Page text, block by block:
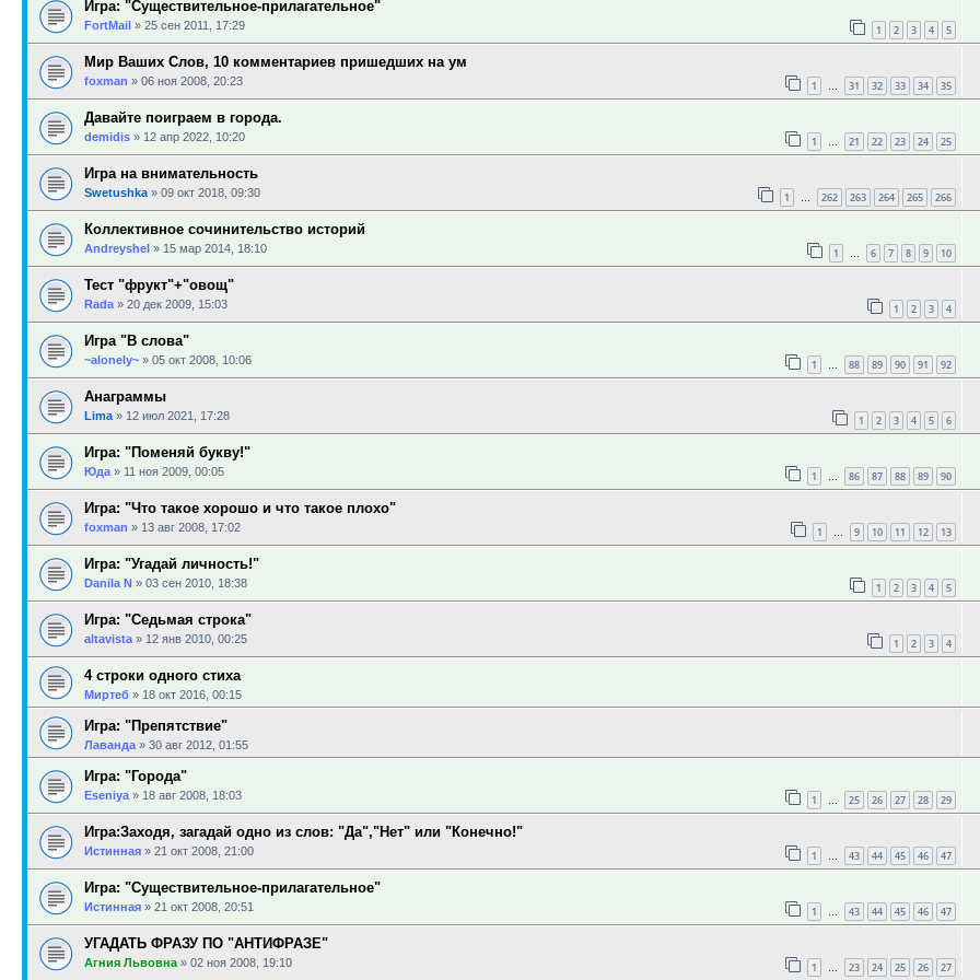
Игра: "Существительное-прилагательное"
FortMail » 25 сен 2011, 17:29 1 2 3 4 5
Мир Ваших Слов, 10 комментариев пришедших на ум
foxman » 06 ноя 2008, 20:23 1 … 31 32 33 34 35
Давайте поиграем в города.
demidis » 12 апр 2022, 10:20 1 … 21 22 23 24 25
Игра на внимательность
Swetushka » 09 окт 2018, 09:30 1 … 262 263 264 265 266
Коллективное сочинительство историй
Andreyshel » 15 мар 2014, 18:10 1 … 6 7 8 9 10
Тест "фрукт"+"овощ"
Rada » 20 дек 2009, 15:03 1 2 3 4
Игра "В слова"
~alonely~ » 05 окт 2008, 10:06 1 … 88 89 90 91 92
Анаграммы
Lima » 12 июл 2021, 17:28 1 2 3 4 5 6
Игра: "Поменяй букву!"
Юда » 11 ноя 2009, 00:05 1 … 86 87 88 89 90
Игра: "Что такое хорошо и что такое плохо"
foxman » 13 авг 2008, 17:02 1 … 9 10 11 12 13
Игра: "Угадай личность!"
Danila N » 03 сен 2010, 18:38 1 2 3 4 5
Игра: "Седьмая строка"
altavista » 12 янв 2010, 00:25 1 2 3 4
4 строки одного стиха
Миртеб » 18 окт 2016, 00:15
Игра: "Препятствие"
Лаванда » 30 авг 2012, 01:55
Игра: "Города"
Eseniya » 18 авг 2008, 18:03 1 … 25 26 27 28 29
Игра:Заходя, загадай одно из слов: "Да","Нет" или "Конечно!"
Истинная » 21 окт 2008, 21:00 1 … 43 44 45 46 47
Игра: "Существительное-прилагательное"
Истинная » 21 окт 2008, 20:51 1 … 43 44 45 46 47
УГАДАТЬ ФРАЗУ ПО "АНТИФРАЗЕ"
Агния Львовна » 02 ноя 2008, 19:10 1 … 23 24 25 26 27